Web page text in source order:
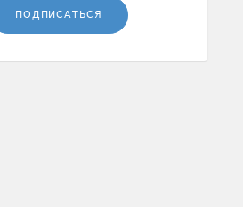
ПОДПИСАТЬСЯ